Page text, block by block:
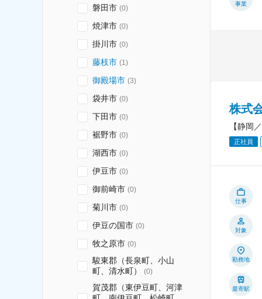
磐田市 (0)
焼津市 (0)
掛川市 (0)
藤枝市 (1 )
御殿場市 (3)
袋井市 (0)
下田市 (0)
裾野市 (0)
湖西市 (0)
伊豆市 (0)
御前崎市 (0)
菊川市 (0)
伊豆の国市 (0)
牧之原市 (0)
駿東郡（長泉町、小山
町、清水町）
(0)
賀茂郡（東伊豆町、河津
事業
株式
【静岡
正社員
仕事
対象
勤務地
最寄駅